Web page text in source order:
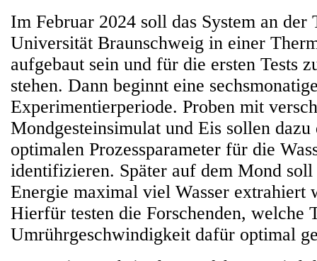
Im Februar 2024 soll das System an der
Universität Braunschweig in einer
aufgebaut sein und für die ersten Tests
stehen. Dann beginnt eine
Experimentierperiode. Proben mit
Mondgesteinsimulat und Eis sollen dazu
optimalen Prozessparameter für die
identifizieren. Später auf dem Mond
Energie maximal viel Wasser extrahiert
Hierfür testen die Forschenden, welche
Umrührgeschwindigkeit dafür optimal